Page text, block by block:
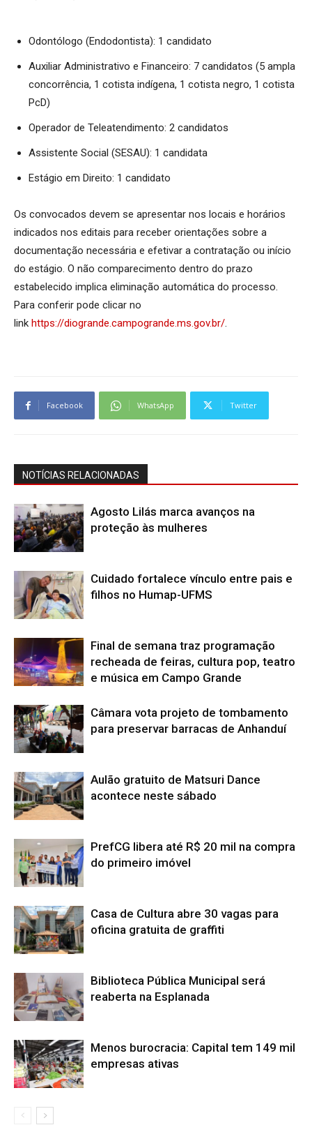
Odontólogo (Endodontista): 1 candidato
Auxiliar Administrativo e Financeiro: 7 candidatos (5 ampla
concorrência, 1 cotista indígena, 1 cotista negro, 1 cotista
PcD)
Operador de Teleatendimento: 2 candidatos
Assistente Social (SESAU): 1 candidata
Estágio em Direito: 1 candidato
Os convocados devem se apresentar nos locais e horários
indicados nos editais para receber orientações sobre a
documentação necessária e efetivar a contratação ou início
do estágio. O não comparecimento dentro do prazo
estabelecido implica eliminação automática do processo.
Para conferir pode clicar no
link https://diogrande.campogrande.ms.gov.br/.
Facebook WhatsApp Twitter
NOTÍCIAS RELACIONADAS
Agosto Lilás marca avanços na
proteção às mulheres
Cuidado fortalece vínculo entre pais e
filhos no Humap-UFMS
Final de semana traz programação
recheada de feiras, cultura pop, teatro
e música em Campo Grande
Câmara vota projeto de tombamento
para preservar barracas de Anhanduí
Aulão gratuito de Matsuri Dance
acontece neste sábado
PrefCG libera até R$ 20 mil na compra
do primeiro imóvel
Casa de Cultura abre 30 vagas para
oficina gratuita de graffiti
Biblioteca Pública Municipal será
reaberta na Esplanada
Menos burocracia: Capital tem 149 mil
empresas ativas